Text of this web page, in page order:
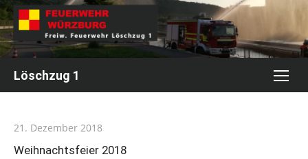
Skip
to
content
Löschzug 1
Posted
on
21. Dezember 2018
Weihnachtsfeier 2018